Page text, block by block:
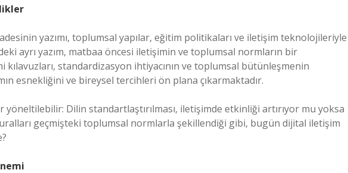
yazımı, toplumsal yapılar, eğitim politikaları ve iletişim teknolojileriyle
ayrı yazım, matbaa öncesi iletişimin ve toplumsal normların bir
kılavuzları, standardizasyon ihtiyacının ve toplumsal bütünleşmenin
esnekliğini ve bireysel tercihleri ön plana çıkarmaktadır.
Dilin standartlaştırılması, iletişimde etkinliği artırıyor mu yoksa
kuralları geçmişteki toplumsal normlarla şekillendiği gibi, bugün dijital iletişim